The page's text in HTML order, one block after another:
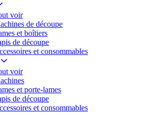
voir
de découpe
et boîtiers
de découpe
et consommables
voir
et porte-lames
de découpe
et consommables